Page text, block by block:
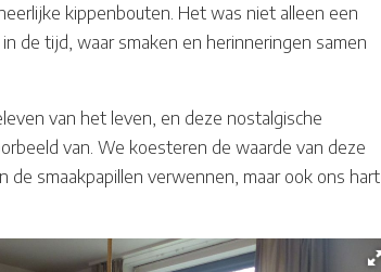
kippenbouten. Het was niet alleen een
de tijd, waar smaken en herinneringen samen
van het leven, en deze nostalgische
van. We koesteren de waarde van deze
de smaakpapillen verwennen, maar ook ons hart